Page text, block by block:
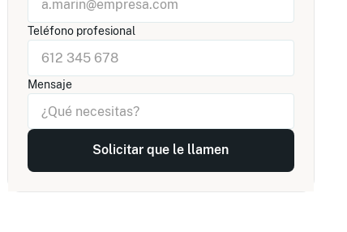
Teléfono profesional
Mensaje